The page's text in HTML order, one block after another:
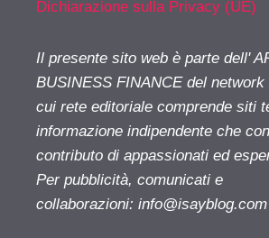
Dichiarazione sulla Privacy (UE)
Il presente sito web è parte dell'
BUSINESS FINANCE del
cui rete editoriale comprende siti
informazione indipendente che
contributo di appassionati ed
Per pubblicità, comunicati e
collaborazioni: info@isayblog.com